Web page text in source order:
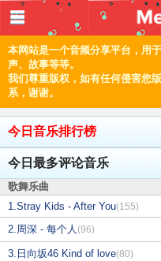
本网站是一个音频分享平台，用
声、故事等等。
我们尊重版权，如有任何侵害您
系，谢谢。
今日音乐排行榜
今日最多评论音乐
歌舞乐曲
1.Stray Kids - After You(155)
2.周深 - 每个人 (96)
3.日向坂46 Kind of love(80)
首页
音乐
频道
电脑版